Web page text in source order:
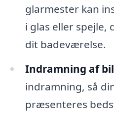
glarmester kan
i glas eller
dit badeværelse.
Indramning af
indramning, så
præsenteres